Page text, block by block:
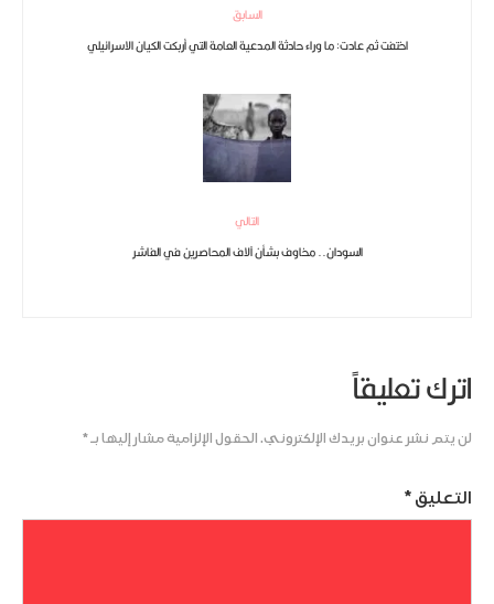
السابق
اختفت ثم عادت: ما وراء حادثة المدعية العامة التي أربكت الكيان الاسرائيلي
التالي
السودان.. مخاوف بشأن آلاف المحاصرين في الفاشر
اترك تعليقاً
لن يتم نشر عنوان بريدك الإلكتروني. الحقول الإلزامية مشار إليها بـ*
التعليق *